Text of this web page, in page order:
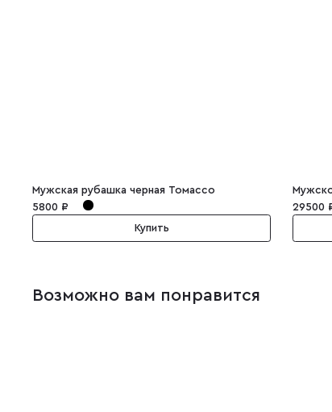
Мужская рубашка черная Томассо
5800 ₽
Купить
29500
Возможно вам понравится